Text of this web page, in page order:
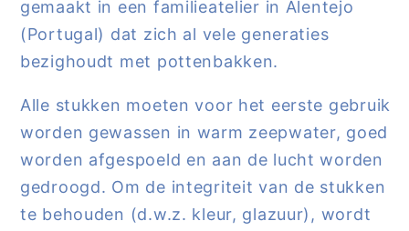
gemaakt in een familieatelier in Alentejo
(Portugal) dat zich al vele generaties
bezighoudt met pottenbakken.
Alle stukken moeten voor het eerste gebruik
worden gewassen in warm zeepwater, goed
worden afgespoeld en aan de lucht worden
gedroogd. Om de integriteit van de stukken
te behouden (d.w.z. kleur, glazuur), wordt